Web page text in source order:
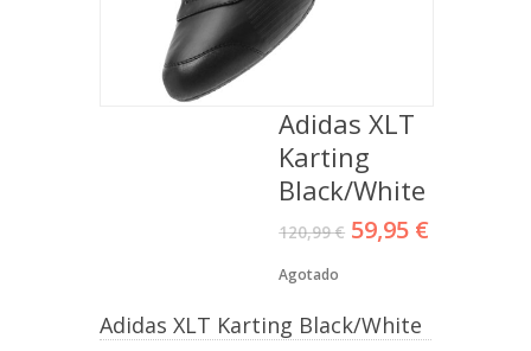
Adidas XLT
Karting
Black/White
120,99 € 59,95 €
Agotado
Adidas XLT Karting Black/White